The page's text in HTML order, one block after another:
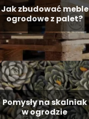
Jak zbudować meble
ogrodowe z palet?
Pomysły na skalniak
w ogrodzie